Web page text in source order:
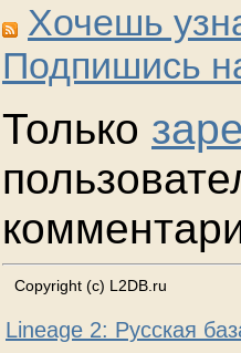
Хочешь
Подпишись
Только
Copyright (c) L2DB.ru
Lineage 2: Русская